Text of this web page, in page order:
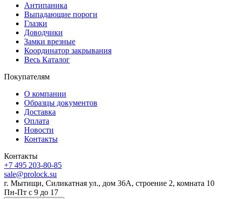
Антипаника
Выпадающие пороги
Глазки
Доводчики
Замки врезные
Координатор закрывания
Весь Каталог
Покупателям
О компании
Образцы документов
Доставка
Оплата
Новости
Контакты
Контакты
+7 495 203-80-85
sale@prolock.su
г. Мытищи, Силикатная ул., дом 36А, строение 2, комната 10
Пн-Пт с 9 до 17